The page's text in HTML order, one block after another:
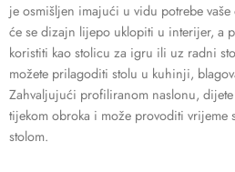
je osmišljen imajući u vidu potrebe
će se dizajn lijepo uklopiti u interijer, a
koristiti kao stolicu za igru ili uz radni
možete prilagoditi stolu u kuhinji,
Zahvaljujući profiliranom naslonu,
tijekom obroka i može provoditi vrijeme
stolom.